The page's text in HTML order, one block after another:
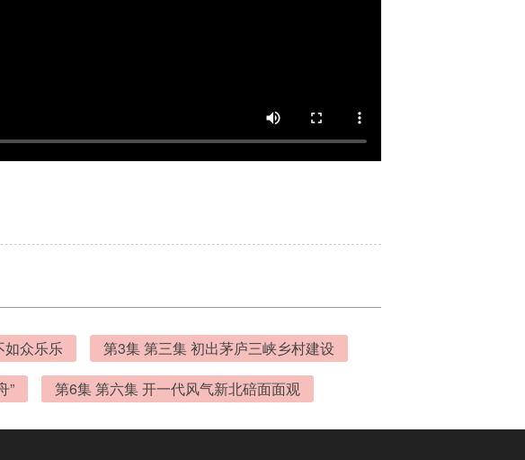
如众乐乐
第3集 第三集 初出茅庐三峡乡村建设
” 第6集 第六集 开一代风气新北碚面面观